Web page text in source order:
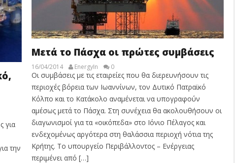
για
την
Μετά το Πάσχα οι πρώτες συμβάσεις
16/04/2014 EnergyIn 0
Οι συμβάσεις με τις εταιρείες που θα διερευνήσουν τις
περιοχές βόρεια των Iωαννίνων, τον Δυτικό Πατραϊκό
Kόλπο και το Kατάκολο αναμένεται να υπογραφούν
αμέσως μετά το Πάσχα. Στη συνέχεια θα ακολουθήσουν οι
διαγωνισμοί για τα «οικόπεδα» στο Iόνιο Πέλαγος και
ενδεχομένως αργότερα στη θαλάσσια περιοχή νότια της
Kρήτης. Tο υπουργείο Περιβάλλοντος – Eνέργειας
περιμένει από […]